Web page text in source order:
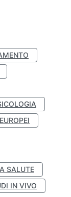
SALUTE
IN VIVO